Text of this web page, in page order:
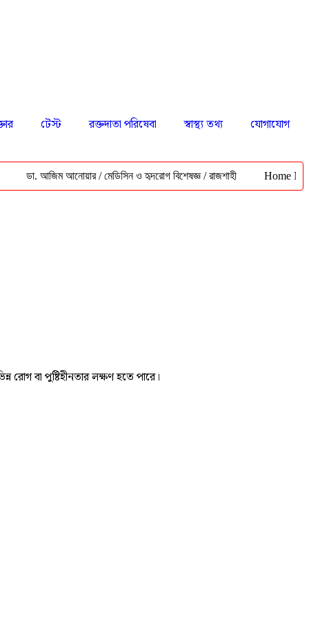
টেস্ট রক্তদাতা পরিষেবা স্বাস্থ্য তথ্য যোগাযোগ
আজিম আনোয়ার / মেডিসিন ও হৃদরোগ বিশেষজ্ঞ / রাজশাহী Home Nursing
বা পুষ্টিহীনতার লক্ষণ হতে পারে।